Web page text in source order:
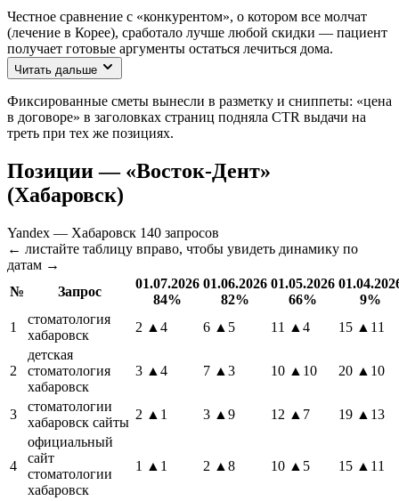
Честное сравнение с «конкурентом», о котором все молчат
(лечение в Корее), сработало лучше любой скидки — пациент
получает готовые аргументы остаться лечиться дома.
Читать дальше
Фиксированные сметы вынесли в разметку и сниппеты: «цена
в договоре» в заголовках страниц подняла CTR выдачи на
треть при тех же позициях.
Позиции — «Восток-Дент»
(Хабаровск)
Yandex — Хабаровск 140 запросов
← листайте таблицу вправо, чтобы увидеть динамику по
датам →
№
Запрос
01.07.2026
84%
01.06.2026
82%
01.05.2026
66%
9%
1
стоматология
хабаровск
2 ▲4 6 ▲5 11 ▲4 15 ▲11
2
детская
стоматология
хабаровск
3 ▲4 7 ▲3 10 ▲10 20 ▲10
3
стоматологии
хабаровск сайты
2 ▲1 3 ▲9 12 ▲7 19 ▲13
4
официальный
сайт
стоматологии
хабаровск
1 ▲1 2 ▲8 10 ▲5 15 ▲11